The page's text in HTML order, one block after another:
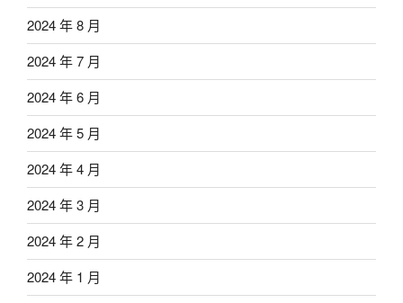
2024 年 8 月
2024 年 7 月
2024 年 6 月
2024 年 5 月
2024 年 4 月
2024 年 3 月
2024 年 2 月
2024 年 1 月